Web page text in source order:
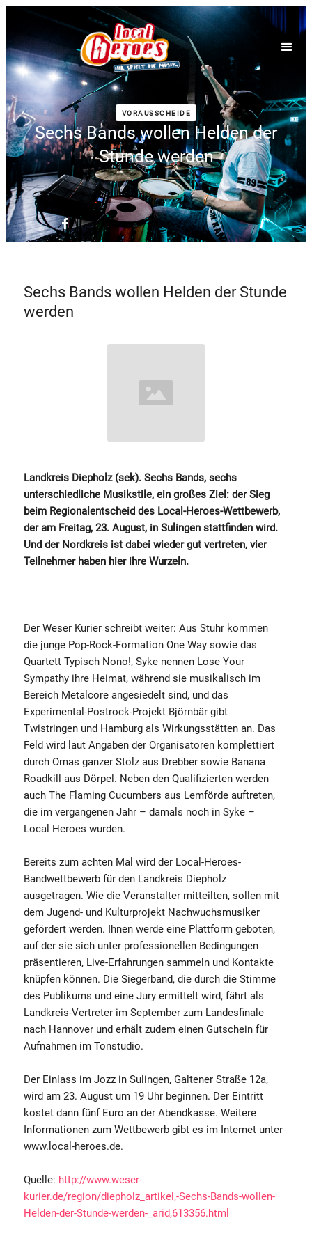
VORAUSSCHEIDE
Sechs Bands wollen Helden der
Stunde werden
Sechs Bands wollen Helden der Stunde
werden
Landkreis Diepholz (sek). Sechs Bands, sechs
unterschiedliche Musikstile, ein großes Ziel: der Sieg
beim Regionalentscheid des Local-Heroes-Wettbewerb,
der am Freitag, 23. August, in Sulingen stattfinden wird.
Und der Nordkreis ist dabei wieder gut vertreten, vier
Teilnehmer haben hier ihre Wurzeln.
Der Weser Kurier schreibt weiter: Aus Stuhr kommen
die junge Pop-Rock-Formation One Way sowie das
Quartett Typisch Nono!, Syke nennen Lose Your
Sympathy ihre Heimat, während sie musikalisch im
Bereich Metalcore angesiedelt sind, und das
Experimental-Postrock-Projekt Björnbär gibt
Twistringen und Hamburg als Wirkungsstätten an. Das
Feld wird laut Angaben der Organisatoren komplettiert
durch Omas ganzer Stolz aus Drebber sowie Banana
Roadkill aus Dörpel. Neben den Qualifizierten werden
auch The Flaming Cucumbers aus Lemförde auftreten,
die im vergangenen Jahr – damals noch in Syke –
Local Heroes wurden.
Bereits zum achten Mal wird der Local-Heroes-
Bandwettbewerb für den Landkreis Diepholz
ausgetragen. Wie die Veranstalter mitteilten, sollen mit
dem Jugend- und Kulturprojekt Nachwuchsmusiker
gefördert werden. Ihnen werde eine Plattform geboten,
auf der sie sich unter professionellen Bedingungen
präsentieren, Live-Erfahrungen sammeln und Kontakte
knüpfen können. Die Siegerband, die durch die Stimme
des Publikums und eine Jury ermittelt wird, fährt als
Landkreis-Vertreter im September zum Landesfinale
nach Hannover und erhält zudem einen Gutschein für
Aufnahmen im Tonstudio.
Der Einlass im Jozz in Sulingen, Galtener Straße 12a,
wird am 23. August um 19 Uhr beginnen. Der Eintritt
kostet dann fünf Euro an der Abendkasse. Weitere
Informationen zum Wettbewerb gibt es im Internet unter
www.local-heroes.de.
Quelle: http://www.weser-
kurier.de/region/diepholz_artikel,-Sechs-Bands-wollen-
Helden-der-Stunde-werden-_arid,613356.html